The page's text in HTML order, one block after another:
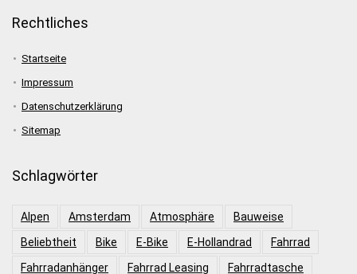
Rechtliches
Startseite
Impressum
Datenschutzerklärung
Sitemap
Schlagwörter
Alpen Amsterdam Atmosphäre
Bauweise
Beliebtheit
Bike E-Bike E-Hollandrad
Fahrrad
Fahrradanhänger
Fahrrad Leasing
Fahrradtasche